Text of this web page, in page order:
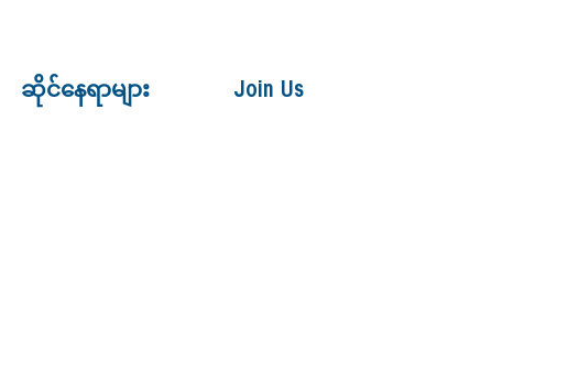
ဆိုင်နေရာများ Join Us